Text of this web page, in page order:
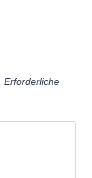
Erforderliche